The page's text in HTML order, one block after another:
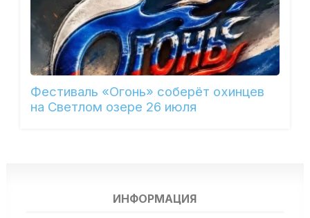
Фестиваль «Огонь» соберёт охинцев
на Светлом озере 26 июля
ИНФОРМАЦИЯ